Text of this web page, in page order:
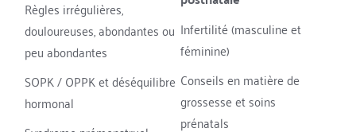
Règles irrégulières,
douloureuses, abondantes ou
peu abondantes
SOPK / OPPK et déséquilibre
hormonal
Infertilité (masculine et
féminine)
Conseils en matière de
grossesse et soins
prénatals